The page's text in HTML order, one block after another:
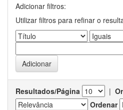
Adicionar filtros:
Utilizar filtros para refinar o
Resultados/Página |
Ordenar